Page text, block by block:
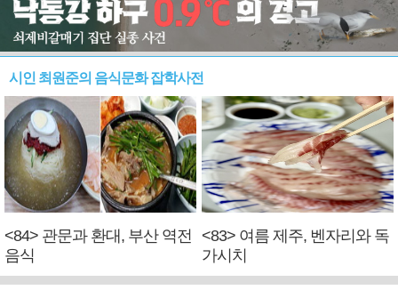
시인 최원준의 음식문화 잡학사전
<84> 관문과 환대, 부산 역전
음식
<83> 여름 제주, 벤자리와 독
가시치